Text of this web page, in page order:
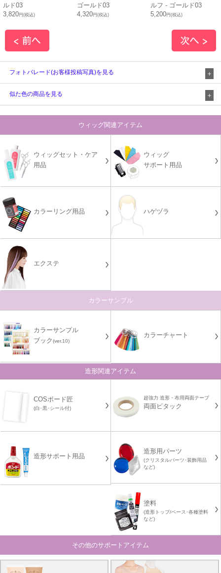
ルド03
3,820円(税込)
ゴールド03
4,320円(税込)
ルフ - ゴールド03
5,200円(税込)
フォトパレード(お客様投稿写真)を見る
似た色の商品を見る
ウィッグ関連アイテム
ウィッグセット・ケア
用品
ウィッグ
サポート用品
カラーリング用品 ハゲヅラ
エクステ
カラーサンプル
カラーサンプル
ブック(ver.10)
カラーチャート
造形関連アイテム
COSボード匠
(白･黒･シール付)
超強力 造形・布用両面テープ
両面ピタック
造形サポート用品
造形用パーツ
(クリスタルパーツ･装飾用品
など)
塗料
(造形トップ/ベース･各種塗料
など)
その他のサポートアイテム